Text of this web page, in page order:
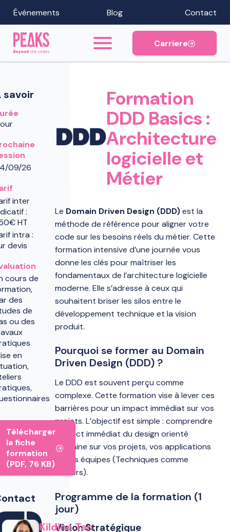
Événements Blog Contact
Carriere
Formation
DDD Basics :
Architecture
logicielle et
Métier
Le Domain Driven Design (DDD)est la
méthode de référence pour aligner votre
code sur les besoins réels du métier. Cette
formation intensive d’une journée vous
donne les clés pour maîtriser les
fondamentaux de l’architecture logicielle
moderne. Elle s’adresse à ceux qui
souhaitent briser les silos entre le
développement technique et la vision
produit.
Pourquoi se former au Domain
Driven Design (DDD) ?
Le DDD est souvent perçu comme
complexe. Cette formation vise à lever ces
barrières pour un impact immédiat sur vos
projets. L’objectif est simple : comprendre
l’impact immédiat du design orienté
domaine sur vos projets, vos applications
et vos équipes (Techniques comme
métiers).
Programme de la formation (1
jour)
Vision Stratégique
savoir
09/26
inter
:
HT
intra :
devis
cours de
des
de
ou des
en
Télécharger
la fiche
formation
(PDF, 76 KB)
Kildine Tan